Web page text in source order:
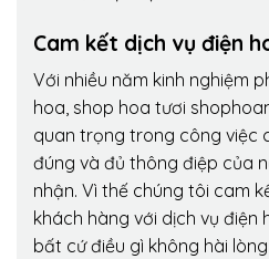
Cam kết dịch vụ điện
Với nhiều năm kinh nghiệm
hoa, shop hoa tươi
quan trọng trong công việc
đúng và đủ thông điệp của
nhận. Vì thế chúng tôi cam
khách hàng với dịch vụ điện
bất cứ điều gì không hài